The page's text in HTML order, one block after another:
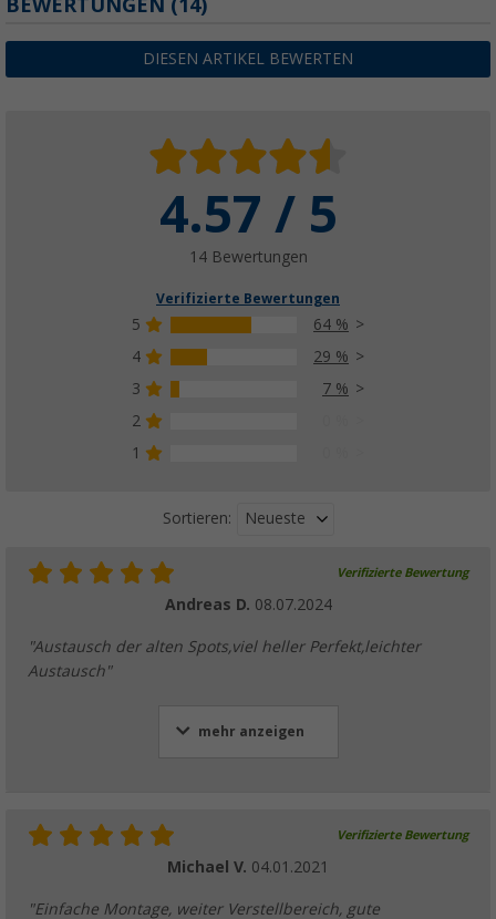
BEWERTUNGEN (14)
DIESEN ARTIKEL BEWERTEN
4.57 / 5
14 Bewertungen
Verifizierte Bewertungen
5
64 %
4
29 %
3
7 %
2
1
Sortieren: Neueste
Verifizierte Bewertung
Andreas D. 08.07.2024
"Austausch der alten Spots,viel heller Perfekt,leichter
Austausch"
mehr anzeigen
Verifizierte Bewertung
Michael V. 04.01.2021
"Einfache Montage, weiter Verstellbereich, gute